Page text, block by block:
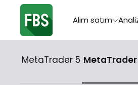
Alım satım
MetaTrader 5